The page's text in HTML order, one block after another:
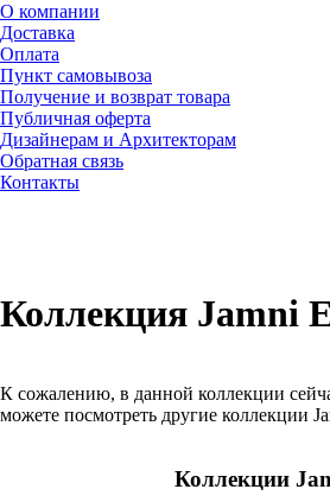
О компании
Доставка
Оплата
Пункт самовывоза
Получение и возврат товара
Публичная оферта
Дизайнерам и Архитекторам
Обратная связь
Контакты
Коллекция Jamni
К сожалению, в данной коллекции
можете посмотреть другие коллекции
Коллекции